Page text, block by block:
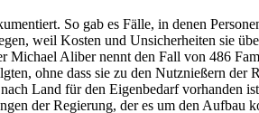
So gab es Fälle, in denen
weil Kosten und Unsicherheiten sie
Michael Aliber nennt den Fall von 486
ohne dass sie zu den Nutznießern
Land für den Eigenbedarf vorhanden
der Regierung, der es um den